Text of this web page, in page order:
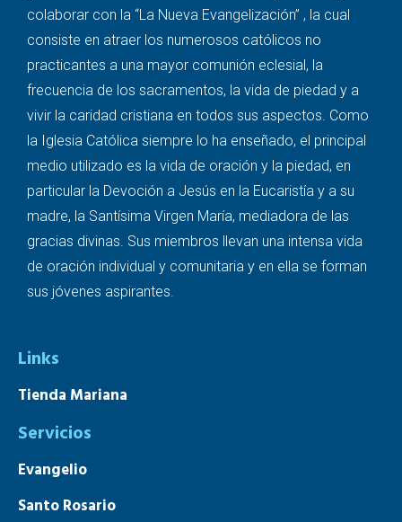
colaborar con la “La Nueva Evangelización” , la cual
consiste en atraer los numerosos católicos no
practicantes a una mayor comunión eclesial, la
frecuencia de los sacramentos, la vida de piedad y a
vivir la caridad cristiana en todos sus aspectos. Como
la Iglesia Católica siempre lo ha enseñado, el principal
medio utilizado es la vida de oración y la piedad, en
particular la Devoción a Jesús en la Eucaristía y a su
madre, la Santísima Virgen María, mediadora de las
gracias divinas. Sus miembros llevan una intensa vida
de oración individual y comunitaria y en ella se forman
sus jóvenes aspirantes.
Links
Tienda Mariana
Servicios
Evangelio
Santo Rosario